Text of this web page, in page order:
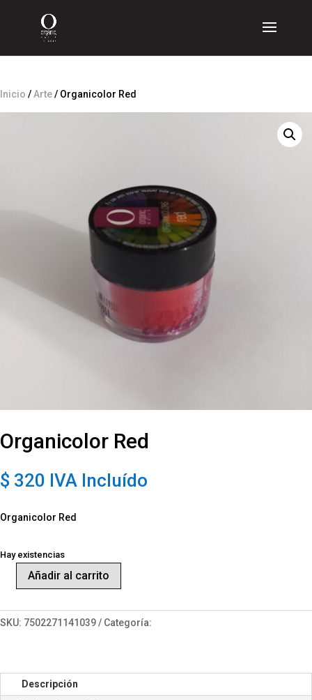
Inicio / Arte/ Organicolor Red
Organicolor Red
$ 320 IVA Incluído
Organicolor Red
Hay existencias
Organicolor
Añadir al carrito
SKU: 7502271141039 Categoría:
Descripción